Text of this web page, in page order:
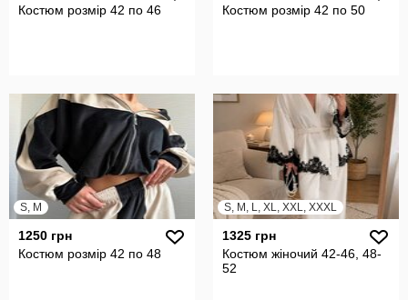
Костюм розмір 42 по 46
Костюм розмір 42 по 50
S, M
1250 грн
Костюм розмір 42 по 48
S, M, L, XL, XXL, XXXL
1325 грн
Костюм жіночий 42-46, 48-
52